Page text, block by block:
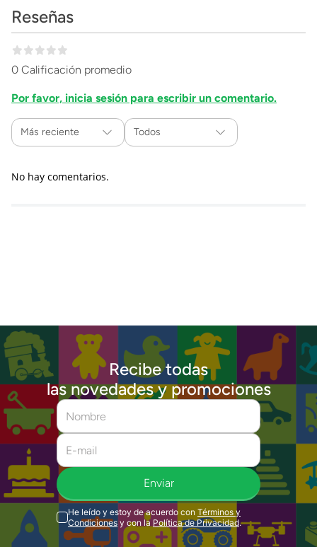
Reseñas
0 Calificación promedio
Por favor, inicia sesión para escribir un comentario.
Más reciente Todos
No hay comentarios.
Recibe todas
las novedades y promociones
Enviar
He leído y estoy de acuerdo con Términos y
Condiciones y con la Política de Privacidad.